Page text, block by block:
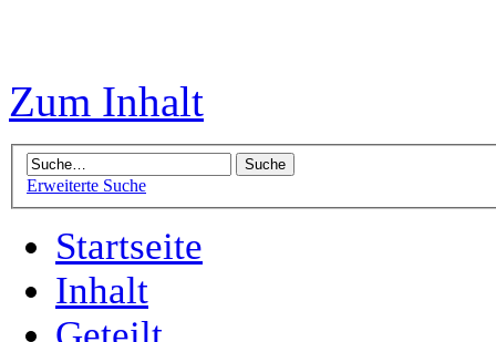
Zum Inhalt
Erweiterte Suche
Startseite
Inhalt